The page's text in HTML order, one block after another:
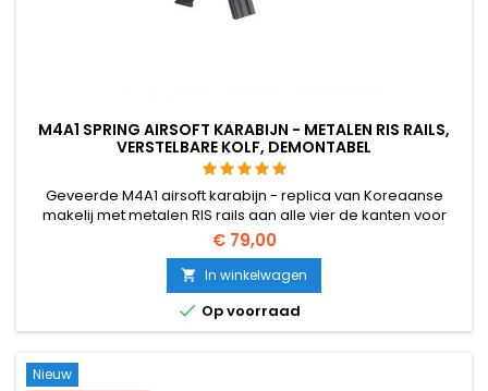
M4A1 SPRING AIRSOFT KARABIJN - METALEN RIS RAILS,
VERSTELBARE KOLF, DEMONTABEL
Geveerde M4A1 airsoft karabijn - replica van Koreaanse
makelij met metalen RIS rails aan alle vier de kanten voor
accessoires, verstelbare kolf en ijzeren vizieren, en een hop-
up systeem. Demonteerbaar zoals het echte M4 geweer.
€ 79,00
 In winkelwagen
 Op voorraad
Nieuw